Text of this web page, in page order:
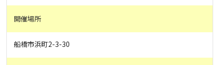
開催場所
船橋市浜町2-3-30